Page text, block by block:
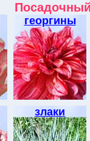
георгины
злаки